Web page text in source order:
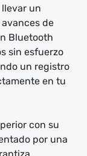
un
de
Bluetooth
sin esfuerzo
un registro
en tu
con su
por una